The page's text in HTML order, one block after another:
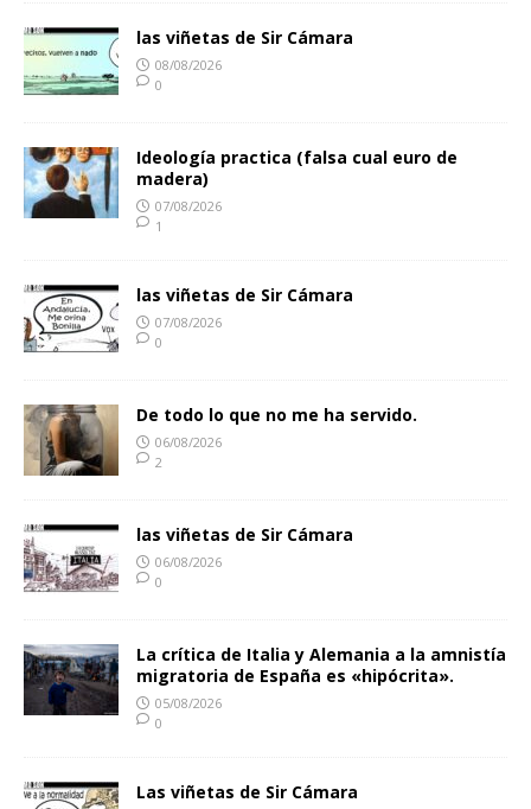
las viñetas de Sir Cámara
08/08/2026
0
Ideología practica (falsa cual euro de
madera)
07/08/2026
1
las viñetas de Sir Cámara
07/08/2026
0
De todo lo que no me ha servido.
06/08/2026
2
las viñetas de Sir Cámara
06/08/2026
0
La crítica de Italia y Alemania a la amnistía
migratoria de España es «hipócrita».
05/08/2026
0
Las viñetas de Sir Cámara